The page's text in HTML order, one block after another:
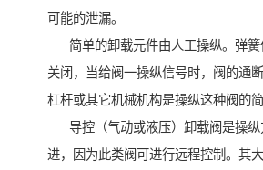
可能的泄漏。
简单的卸载元件由人工操纵。弹簧
关闭，当给阀一操纵信号时，阀的通
杠杆或其它机械机构是操纵这种阀的简
导控（气动或液压）卸载阀是操纵
进，因为此类阀可进行远程控制。其